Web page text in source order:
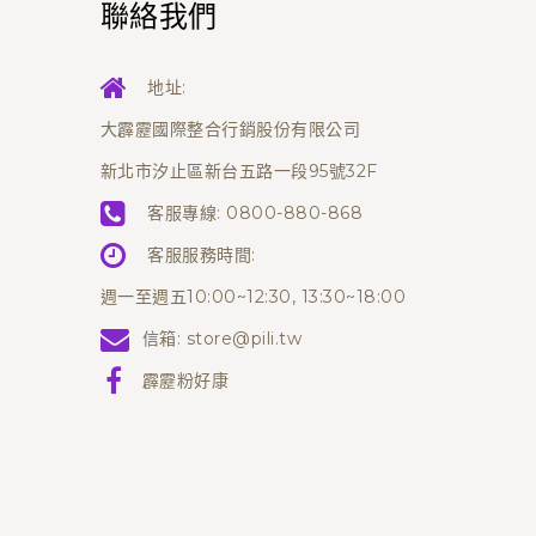
聯絡我們
地址:
大霹靂國際整合行銷股份有限公司
新北市汐止區新台五路一段95號32F
客服專線: 0800-880-868
客服服務時間:
週一至週五10:00~12:30, 13:30~18:00
信箱: store@pili.tw
霹靂粉好康